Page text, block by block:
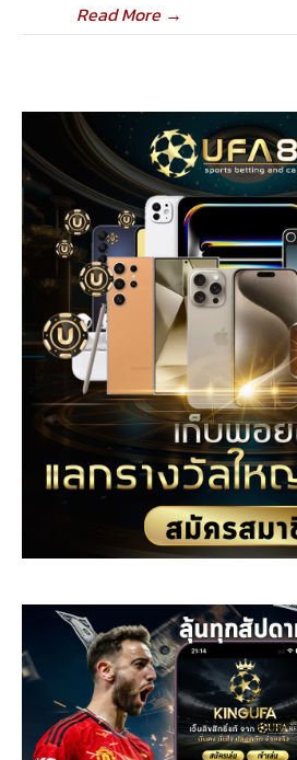
Read More→